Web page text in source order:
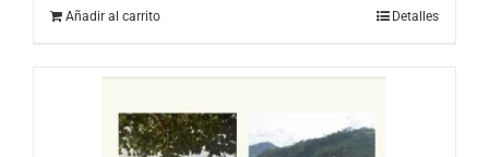
Añadir al carrito Detalles